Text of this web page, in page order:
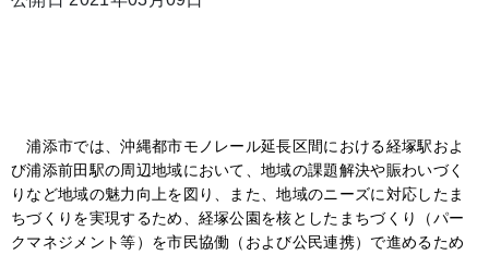
浦添市では、沖縄都市モノレール延長区間における経塚駅およ
び浦添前田駅の周辺地域において、地域の課題解決や賑わいづく
りなど地域の魅力向上を図り、また、地域のニーズに対応したま
ちづくりを実現するため、経塚公園を核としたまちづくり（パー
クマネジメント等）を市民協働（および公民連携）で進めるため